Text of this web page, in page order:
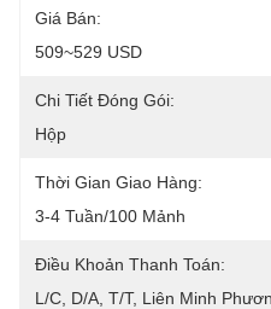
Giá Bán:
509~529 USD
Chi Tiết Đóng Gói:
Hộp
Thời Gian Giao Hàng:
3-4 Tuần/100 Mảnh
Điều Khoản Thanh Toán:
L/C, D/A, T/T, Liên Minh